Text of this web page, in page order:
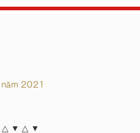
2021
▼ △ ▼